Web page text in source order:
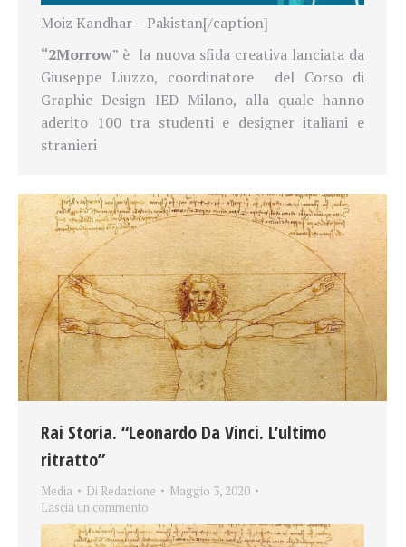
Moiz Kandhar – Pakistan[/caption]
“2Morrow” è la nuova sfida creativa lanciata da
Giuseppe Liuzzo, coordinatore
del Corso di
Graphic Design IED Milano, alla quale hanno
aderito 100 tra studenti e designer italiani e
stranieri
Rai Storia. “Leonardo Da Vinci. L’ultimo
ritratto”
Media Di Redazione
Maggio 3, 2020
Lascia un commento